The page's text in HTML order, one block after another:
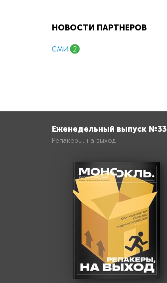
НОВОСТИ ПАРТНЕРОВ
Еженедельный выпуск №33
Репакеры, на выход